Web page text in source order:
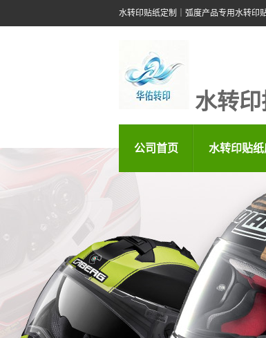
水转印贴纸定制｜弧度产品专用水转印
水转
公司首页 水转印贴纸